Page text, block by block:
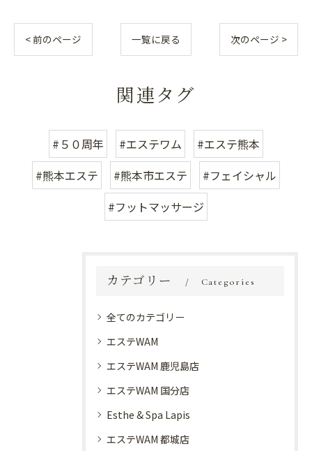
< 前のページ 一覧に戻る 次のページ >
関連タグ
#５０周年 #エステワム
#エステ熊本
#熊本エステ
#熊本市エステ
#フェイシャル
#フットマッサージ
カテゴリー Categories
全てのカテゴリー
エステWAM
エステWAM 鹿児島店
エステWAM 国分店
Esthe & Spa Lapis
エステWAM 都城店